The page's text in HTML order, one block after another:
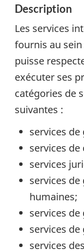
Description
Les services
fournis au sein
puisse
exécuter ses
catégories de
suivantes :
services
services
services
services
humaines;
services
services
services